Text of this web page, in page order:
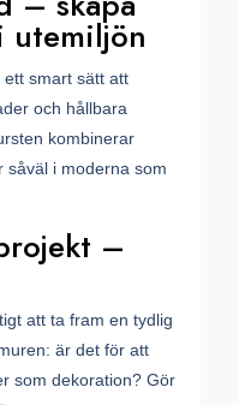
utemiljön
smart sätt att
och hållbara
kombinerar
såväl i moderna som
–
att ta fram en tydlig
är det för att
som dekoration? Gör